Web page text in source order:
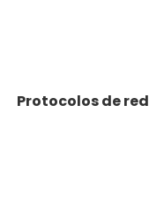
Protocolos de red